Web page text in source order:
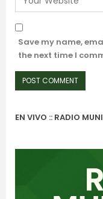
Save my name,
the next time I
EN VIVO :: RADIO